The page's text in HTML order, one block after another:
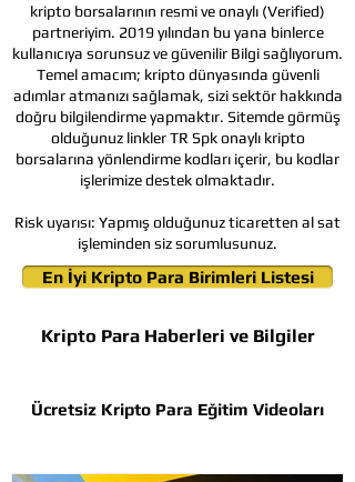
Ücretsiz Kripto Para Eğitim Videoları
Kripto Para Haberleri ve Bilgiler
En İyi Kripto Para Birimleri Listesi
kripto borsalarının resmi ve onaylı (Verified)
partneriyim. 2019 yılından bu yana binlerce
kullanıcıya sorunsuz ve güvenilir Bilgi sağlıyorum.
Temel amacım; kripto dünyasında güvenli
adımlar atmanızı sağlamak, sizi sektör hakkında
doğru bilgilendirme yapmaktır. Sitemde görmüş
olduğunuz linkler TR Spk onaylı kripto
borsalarına yönlendirme kodları içerir, bu kodlar
işlerimize destek olmaktadır.
Risk uyarısı: Yapmış olduğunuz ticaretten al sat
işleminden siz sorumlusunuz.